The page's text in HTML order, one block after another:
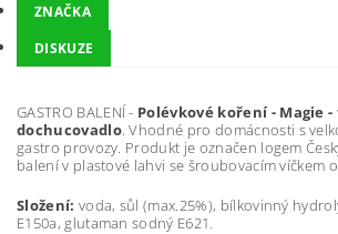
ZNAČKA
DISKUZE
GASTRO BALENÍ - Polévkové koření - Magie
dochucovadlo. Vhodné pro domácnosti s
gastro provozy. Produkt je označen logem
balení v plastové lahvi se šroubovacím víčkem
Složení: voda, sůl (max.25%), bílkovinný
E150a, glutaman sodný E621.